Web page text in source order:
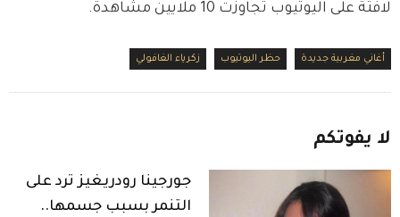
لافتة على اليوتيوب تجاوزت 10 ملايين مشاهدة.
أغاني مغربية جديدة حظر اليوتيوب زكرياء الغافولي
لا يفوتكم
جورجينا رودريغيز ترد على
التنمر بسبب جسمها..